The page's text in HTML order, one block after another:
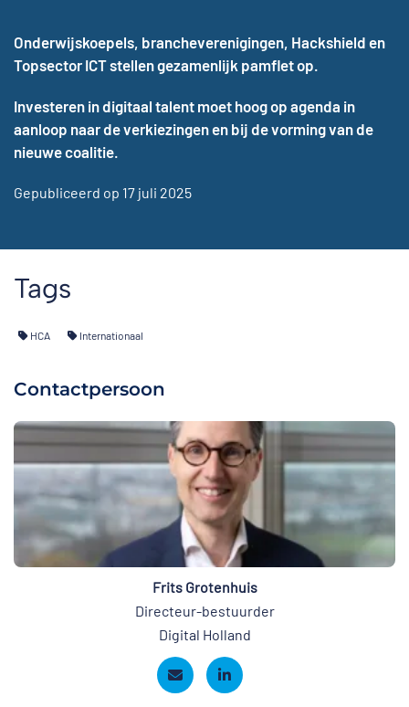
Onderwijskoepels, brancheverenigingen, Hackshield en
Topsector ICT stellen gezamenlijk pamflet op.
Investeren in digitaal talent moet hoog op agenda in
aanloop naar de verkiezingen en bij de vorming van de
nieuwe coalitie.
Gepubliceerd op 17 juli 2025
Tags
HCA Internationaal
Contactpersoon
Frits Grotenhuis
Directeur-bestuurder
Digital Holland